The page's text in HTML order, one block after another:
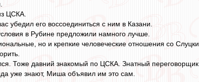
ЦСКА.
убедил его воссоединиться с ним в Казани.
в Рубине предложили намного лучше.
но и крепкие человеческие отношения со
Тоже давний знакомый по ЦСКА. Знатный
уже знают, Миша объявил им это сам.